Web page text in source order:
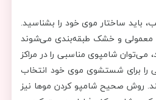
باید ساختار موی خود را بشناسید.
و خشک طبقه‌بندی می‌شوند
می‌توان شامپوی مناسبی را در مراکز
را برای شستشوی موی خود انتخاب
روش صحیح شامپو کردن موها نیز